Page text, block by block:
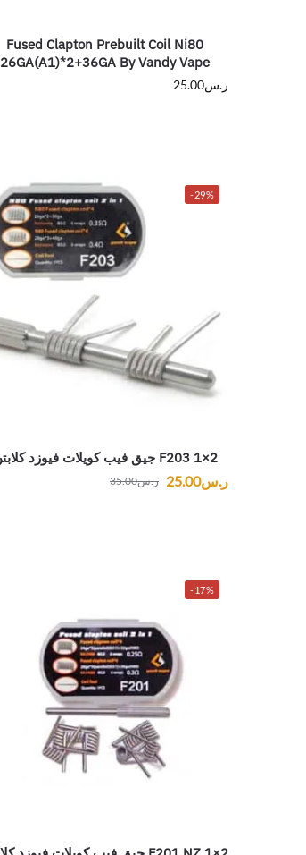
Fused Clapton Prebuilt Coil Ni80
26GA(A1)*2+36GA By Vandy Vape
ر.س25.00
-29%
2×1 F203 جيق فيب كويلات فيوزد كلابتن
ر.س35.00 ر.س25.00
-17%